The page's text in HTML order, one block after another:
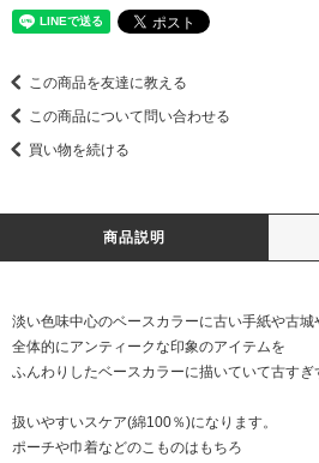
この商品を友達に教える
この商品について問い合わせる
買い物を続ける
商品説明
淡い色味中心のベースカラーに古い手紙や古城
全体的にアンティークな印象のアイテムを
ふんわりしたベースカラーに描いていて古すぎ
扱いやすいスケア(綿100％)になります。
ポーチや巾着などのこものはもちろ